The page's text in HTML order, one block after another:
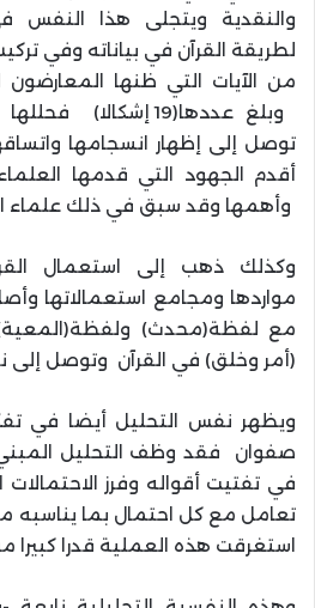
والنقدية ويتجلى هذا النفس
لطريقة القرآن في بياناته وفي
من الآيات التي ظنها
وبلغ عددها(19
توصل إلى إظهار انسجامها
أقدم الجهود التي قدمها
وأهمها وقد سبق في ذلك علماء
وكذلك ذهب إلى استعمال
مواردها ومجامع استعمالاتها
مع لفظة(محدث)
(أمر وخلق) في القرآن وتوصل إلى
ويظهر نفس التحليل أيضا في
صفوان فقد وظف التحليل
في تفتيت أقواله وفرز
تعامل مع كل احتمال بما يناسبه
استغرقت هذه العملية قدرا كبيرا